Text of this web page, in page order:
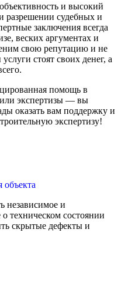
и высокий
разрешении судебных и
заключения всегда
веских аргументах и
свою репутацию и не
стоят своих денег, а
помощь в
или экспертизы — вы
оказать вам поддержку и
экспертизу!
объекта
независимое и
техническом состоянии
скрытые дефекты и